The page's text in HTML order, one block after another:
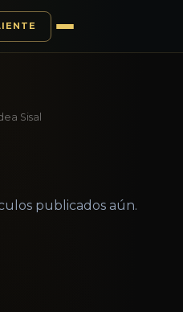
Sisal
publicados aún.